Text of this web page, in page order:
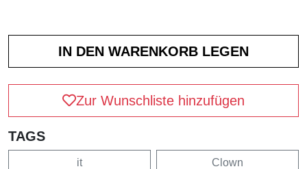
Zur Wunschliste hinzufügen
TAGS
it Clown